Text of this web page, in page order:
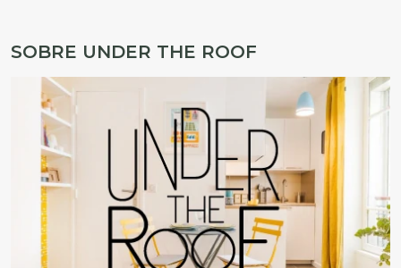
SOBRE UNDER THE ROOF